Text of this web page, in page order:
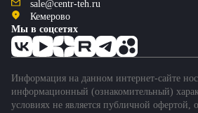
sale@centr-teh.ru
Кемерово
Мы в соцсетях
Информация на данном интернет-сайте
информационный (ознакомительный)
условиях не является публичной офертой,